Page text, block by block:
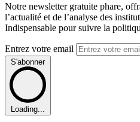
Notre newsletter gratuite phare,
l’actualité et de l’analyse des
Indispensable pour suivre la
Entrez votre email
S'abonner
Loading...